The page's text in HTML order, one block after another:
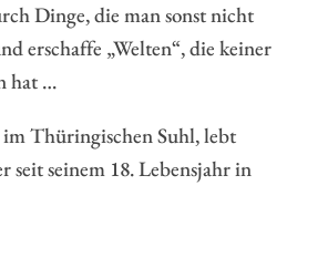
Dinge, die man sonst nicht
erschaffe „Welten“, die keiner
hat …
im Thüringischen Suhl, lebt
seit seinem 18. Lebensjahr in